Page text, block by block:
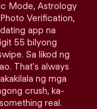
Mode, Astrology
Verification,
app na
55 bilyong
Sa likod ng
That's always
ng mga
crush, ka-
real.